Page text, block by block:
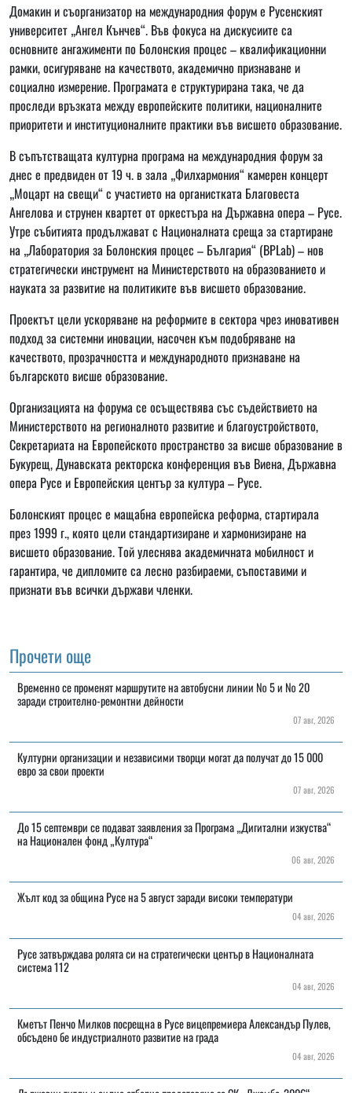
Домакин и съорганизатор на международния форум е Русенският
университет „Ангел Кънчев“. Във фокуса на дискусиите са
основните ангажименти по Болонския процес – квалификационни
рамки, осигуряване на качеството, академично признаване и
социално измерение. Програмата е структурирана така, че да
проследи връзката между европейските политики, националните
приоритети и институционалните практики във висшето образование.
В съпътстващата културна програма на международния форум за
днес е предвиден от 19 ч. в зала „Филхармония“ камерен концерт
„Моцарт на свещи“ с участието на органистката Благовеста
Ангелова и струнен квартет от оркестъра на Държавна опера – Русе.
Утре събитията продължават с Националната среща за стартиране
на „Лаборатория за Болонския процес – България“ (BPLab) – нов
стратегически инструмент на Министерството на образованието и
науката за развитие на политиките във висшето образование.
Проектът цели ускоряване на реформите в сектора чрез иновативен
подход за системни иновации, насочен към подобряване на
качеството, прозрачността и международното признаване на
българското висше образование.
Организацията на форума се осъществява със съдействието на
Министерството на регионалното развитие и благоустройството,
Секретариата на Европейското пространство за висше образование в
Букурещ, Дунавската ректорска конференция във Виена, Държавна
опера Русе и Европейския център за култура – Русе.
Болонският процес е мащабна европейска реформа, стартирала
през 1999 г., която цели стандартизиране и хармонизиране на
висшето образование. Той улеснява академичната мобилност и
гарантира, че дипломите са лесно разбираеми, съпоставими и
признати във всички държави членки.
Прочети още
Временно се променят маршрутите на автобусни линии № 5 и № 20
заради строително-ремонтни дейности
07 авг, 2026
Културни организации и независими творци могат да получат до 15 000
евро за свои проекти
07 авг, 2026
До 15 септември се подават заявления за Програма „Дигитални изкуства“
на Национален фонд „Култура“
06 авг, 2026
Жълт код за община Русе на 5 август заради високи температури
04 авг, 2026
Русе затвърждава ролята си на стратегически център в Националната
система 112
04 авг, 2026
Кметът Пенчо Милков посрещна в Русе вицепремиера Александър Пулев,
обсъдено бе индустриалното развитие на града
04 авг, 2026